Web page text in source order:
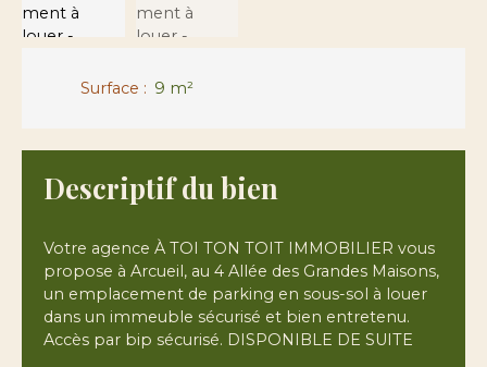
Surface : 9 m²
Descriptif du bien
Votre agence À TOI TON TOIT IMMOBILIER vous
propose à Arcueil, au 4 Allée des Grandes Maisons,
un emplacement de parking en sous-sol à louer
dans un immeuble sécurisé et bien entretenu.
Accès par bip sécurisé. DISPONIBLE DE SUITE